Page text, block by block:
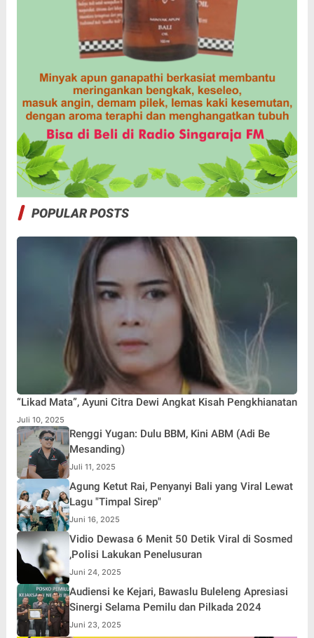
POPULAR POSTS
“Likad Mata”, Ayuni Citra Dewi Angkat Kisah Pengkhianatan
Juli 10, 2025
Renggi Yugan: Dulu BBM, Kini ABM (Adi Be
Mesanding)
Juli 11, 2025
Agung Ketut Rai, Penyanyi Bali yang Viral Lewat
Lagu "Timpal Sirep"
Juni 16, 2025
Vidio Dewasa 6 Menit 50 Detik Viral di Sosmed
,Polisi Lakukan Penelusuran
Juni 24, 2025
Audiensi ke Kejari, Bawaslu Buleleng Apresiasi
Sinergi Selama Pemilu dan Pilkada 2024
Juni 23, 2025